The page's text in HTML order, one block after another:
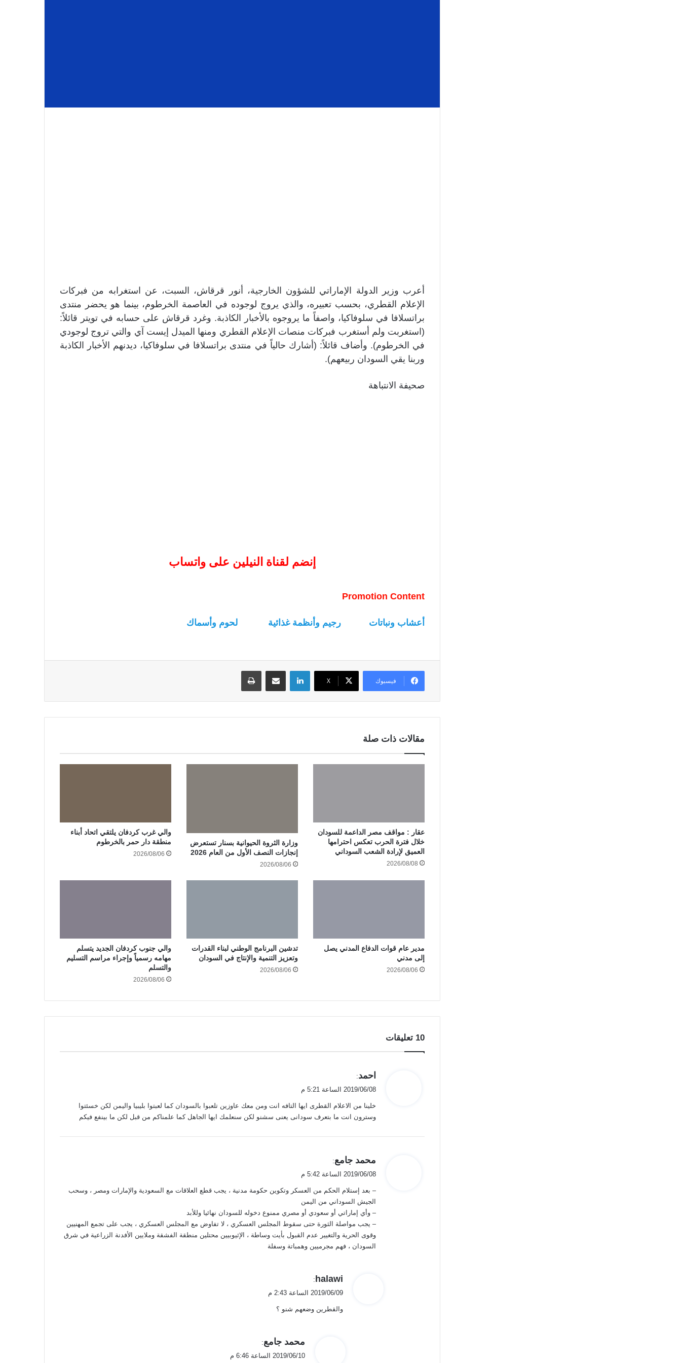
أعرب وزير الدولة الإماراتي للشؤون الخارجية، أنور قرقاش، السبت، عن استغرابه من فبركات
الإعلام القطري، بحسب تعبيره، والذي يروج لوجوده في العاصمة الخرطوم، بينما هو يحضر منتدى
براتسلافا في سلوفاكيا، واصفاً ما يروجوه بالأخبار الكاذبة. وغرد قرقاش على حسابه في تويتر قائلاً:
(استغربت ولم أستغرب فبركات منصات الإعلام القطري ومنها الميدل إيست آي والتي تروج لوجودي
في الخرطوم). وأضاف قائلاً: (أشارك حالياً في منتدى براتسلافا في سلوفاكيا، ديدنهم الأخبار الكاذبة
وربنا يقي السودان ربيعهم).
صحيفة الانتباهة
إنضم لقناة النيلين على واتساب
Promotion Content
أعشاب ونباتات رجيم وأنظمة غذائية لحوم وأسماك
فيسبوك ‫X
لينكدإن
مقالات ذات صلة
عقار : مواقف مصر الداعمة للسودان
خلال فترة الحرب تعكس احترامها
العميق لإرادة الشعب السوداني
2026/08/08
وزارة الثروة الحيوانية بسنار تستعرض
إنجازات النصف الأول من العام 2026
2026/08/06
والي غرب كردفان يلتقي اتحاد أبناء
منطقة دار حمر بالخرطوم
2026/08/06
مدير عام قوات الدفاع المدني يصل
إلى مدني
2026/08/06
تدشين البرنامج الوطني لبناء القدرات
وتعزيز التنمية والإنتاج في السودان
2026/08/06
والي جنوب كردفان الجديد يتسلم
مهامه رسمياً وإجراء مراسم التسليم
والتسلم
2026/08/06
‫10 تعليقات
ي
ق
ل
احمد:
2019/06/08 الساعة 5:21 م
خلينا من الاعلام القطرى ايها التافه انت ومن معك عاوزين تلعبوا بالسودان كما لعبتوا بليبيا واليمن لكن خسئتوا
وسترون انت ما بتعرف سودانى يعنى سشنو لكن سنعلمك ايها الجاهل كما علمناكم من قبل لكن ما بينفع فيكم
ق
ل
محمد جامع:
2019/06/08 الساعة 5:42 م
– بعد إستلام الحكم من العسكر وتكوين حكومة مدنية ، يجب قطع العلاقات مع السعودية والإمارات ومصر ، وسحب
الجيش السوداني من اليمن
– وأي إماراتي أو سعودي أو مصري ممنوع دخوله للسودان نهائيا وللأبد
– يجب مواصلة الثورة حتى سقوط المجلس العسكري ، لا تفاوض مع المجلس العسكري ، يجب على تجمع المهنيين
وقوى الحرية والتغيير عدم القبول بأيت وساطة ، الإثيوبيين محتلين منطقة الفشقة وملايين الأفدنة الزراعية في شرق
السودان ، فهم مجرميين وهمباتة وسفلة
ي
ق
ل
halawi
:
2019/06/09 الساعة 2:43 م
والقطرين وضعهم شنو ؟
ق
محمد جامع:
2019/06/10 الساعة 6:46 م